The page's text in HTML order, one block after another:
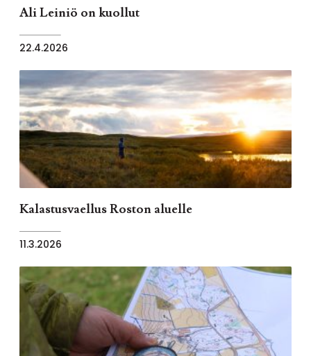
Ali Leiniö on kuollut
22.4.2026
Kalastusvaellus Roston aluelle
11.3.2026